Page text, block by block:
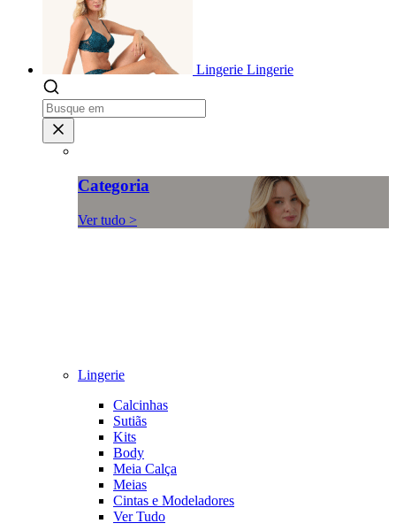
Lingerie Lingerie
Categoria
Ver tudo >
Lingerie
Calcinhas
Sutiãs
Kits
Body
Meia Calça
Meias
Cintas e Modeladores
Ver Tudo